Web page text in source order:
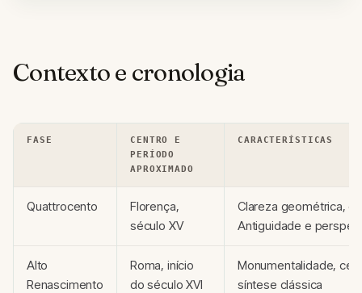
Contexto e cronologia
FASE
CENTRO E
PERÍODO
APROXIMADO
CARACTERÍSTICAS
Quattrocento
Florença,
século XV
Clareza geométrica,
Antiguidade e
Alto
Renascimento
Roma, início
do século XVI
Monumentalidade,
síntese clássica